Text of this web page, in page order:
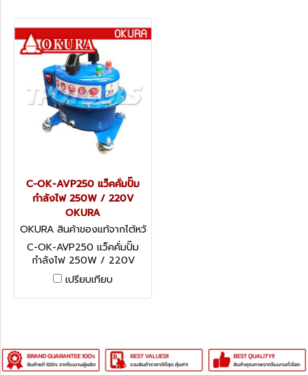
C-OK-AVP250 แว็คคั่มปั๊ม
กำลังไฟ 250W / 220V
OKURA
OKURA สินค้าของแท้จากไต้หวั
น C-OK-AVP250
C-OK-AVP250 แว็คคั่มปั๊ม
กำลังไฟ 250W / 220V
OKURA
เปรียบเทียบ